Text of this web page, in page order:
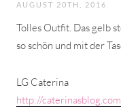
AUGUST 20TH, 2016
Tolles Outfit. Das gelb
so schön und mit der
LG Caterina
http://caterinasblog.com